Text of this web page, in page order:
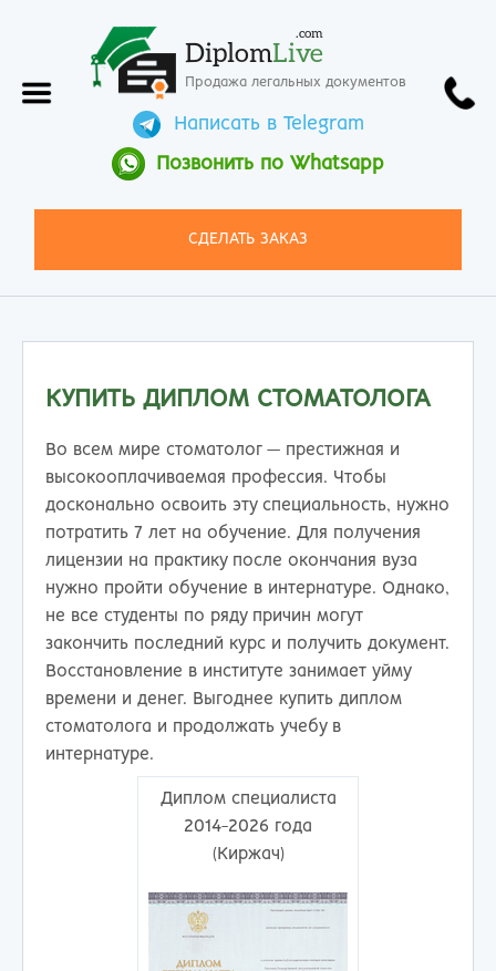
DiplomLive
.com
Продажа легальных документов
Написать в Telegram
Позвонить по Whatsapp
СДЕЛАТЬ ЗАКАЗ
КУПИТЬ ДИПЛОМ СТОМАТОЛОГА
Во всем мире стоматолог — престижная и
высокооплачиваемая профессия. Чтобы
досконально освоить эту специальность, нужно
потратить 7 лет на обучение. Для получения
лицензии на практику после окончания вуза
нужно пройти обучение в интернатуре. Однако,
не все студенты по ряду причин могут
закончить последний курс и получить документ.
Восстановление в институте занимает уйму
времени и денег. Выгоднее купить диплом
стоматолога и продолжать учебу в
интернатуре.
Диплом специалиста
2014-2026 года
(Киржач)